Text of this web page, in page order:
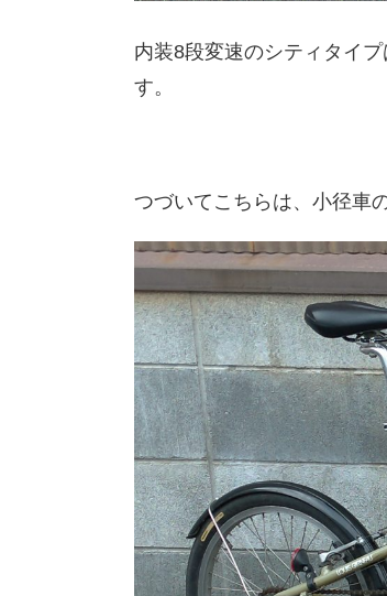
内装8段変速のシティタイ
す。
つづいてこちらは、小径車